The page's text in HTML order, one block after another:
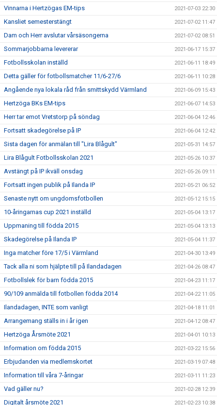
Vinnarna i Hertzögas EM-tips 2021-07-03 22:30
Kansliet semesterstängt 2021-07-02 11:47
Dam och Herr avslutar vårsäsongerna 2021-07-02 08:51
Sommarjobbarna levererar 2021-06-17 15:37
Fotbollsskolan inställd 2021-06-11 18:49
Detta gäller för fotbollsmatcher 11/6-27/6 2021-06-11 10:28
Angående nya lokala råd från smittskydd Värmland 2021-06-09 15:43
Hertzöga BKs EM-tips 2021-06-07 14:53
Herr tar emot Vretstorp på söndag 2021-06-04 12:46
Fortsatt skadegörelse på IP 2021-06-04 12:42
Sista dagen för anmälan till "Lira Blågult" 2021-05-31 14:57
Lira Blågult Fotbollsskolan 2021 2021-05-26 10:37
Avstängt på IP ikväll onsdag 2021-05-26 09:11
Fortsatt ingen publik på Ilanda IP 2021-05-21 06:52
Senaste nytt om ungdomsfotbollen 2021-05-12 15:15
10-åringarnas cup 2021 inställd 2021-05-04 13:17
Uppmaning till födda 2015 2021-05-04 13:13
Skadegörelse på Ilanda IP 2021-05-04 11:37
Inga matcher före 17/5 i Värmland 2021-04-30 13:49
Tack alla ni som hjälpte till på Ilandadagen 2021-04-26 08:47
Fotbollslek för barn födda 2015 2021-04-23 11:17
90/109 anmälda till fotbollen födda 2014 2021-04-22 11:05
Ilandadagen, INTE som vanligt 2021-04-18 11:01
Arrangemang ställs in i år igen 2021-04-12 08:47
Hertzöga Årsmöte 2021 2021-04-01 10:13
Information om födda 2015 2021-03-22 15:56
Erbjudanden via medlemskortet 2021-03-19 07:48
Information till våra 7-åringar 2021-03-11 11:23
Vad gäller nu? 2021-02-28 12:39
Digitalt årsmöte 2021 2021-02-23 10:38